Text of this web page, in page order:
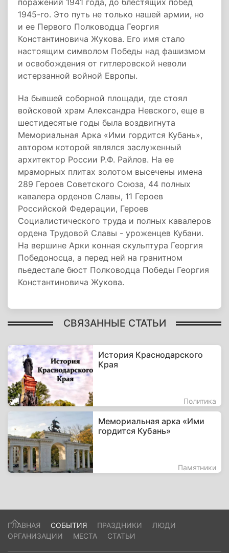
поражений 1941 года, до блестящих побед
1945-го. Это путь не только нашей армии, но
и ее Первого Полководца Георгия
Константиновича Жукова. Его имя стало
настоящим символом Победы над фашизмом
и освобождения от гитлеровской неволи
истерзанной войной Европы.
На бывшей соборной площади, где стоял
войсковой храм Александра Невского, еще в
шестидесятые годы была воздвигнута
Мемориальная Арка «Ими гордится Кубань»,
автором которой являлся заслуженный
архитектор России Р.Ф. Райлов. На ее
мраморных плитах золотом высечены имена
289 Героев Советского Союза, 44 полных
кавалера орденов Славы, 11 Героев
Российской Федерации, Героев
Социалистического труда и полных кавалеров
ордена Трудовой Славы - уроженцев Кубани.
На вершине Арки конная скульптура Георгия
Победоносца, а перед ней на гранитном
пьедестале бюст Полководца Победы Георгия
Константиновича Жукова.
СВЯЗАННЫЕ СТАТЬИ
История Краснодарского
Края
Политика
Мемориальная арка «Ими
гордится Кубань»
Памятники
ГЛАВНАЯ СОБЫТИЯ ПРАЗДНИКИ
ЛЮДИ
ОРГАНИЗАЦИИ
МЕСТА СТАТЬИ